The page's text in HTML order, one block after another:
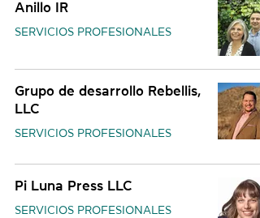
Anillo IR
SERVICIOS PROFESIONALES
Grupo de desarrollo Rebellis,
LLC
SERVICIOS PROFESIONALES
Pi Luna Press LLC
SERVICIOS PROFESIONALES